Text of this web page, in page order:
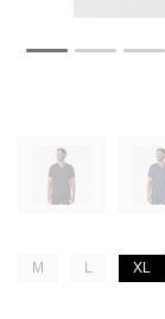
M L XL